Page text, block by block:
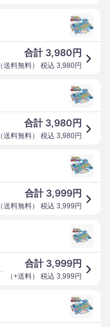
合計 3,980 円
（送料無料） 税込 3,980円
合計 3,980 円
（送料無料） 税込 3,980円
合計 3,999円
（送料無料） 税込 3,999 円
合計 3,999円
（+送料） 税込 3,999 円